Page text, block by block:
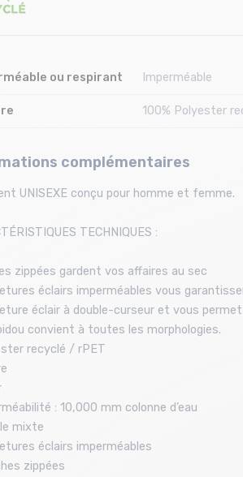
ou respirant Imperméable
100% Polyester
complémentaires
UNISEXE conçu pour homme et femme.
TECHNIQUES :
zippées gardent vos affaires au sec
éclairs imperméables vous
éclair à double-curseur et vous
convient à toutes les morphologies.
recyclé / rPET
: 10,000 mm colonne d’eau
mixte
éclairs imperméables
zippées